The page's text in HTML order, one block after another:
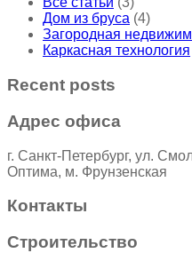
Дом из бруса (4)
Загородная
Каркасная технология
Recent posts
Адрес офиса
г. Санкт-Петербург, ул.
Оптима, м. Фрунзенская
Контакты
Строительство